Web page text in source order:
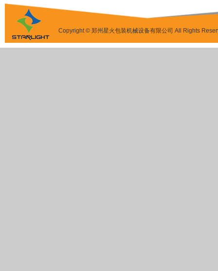
Copyright © 郑州星火包装机械设备有限公司 All Rights